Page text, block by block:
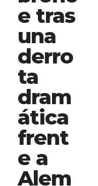
e tras
una
derro
ta
dram
ática
frent
e a
Alem